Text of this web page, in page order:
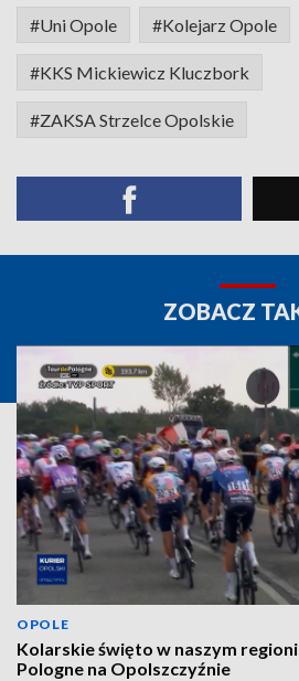
#Uni Opole #Kolejarz Opole
#KKS Mickiewicz Kluczbork
#ZAKSA Strzelce Opolskie
ZOBACZ
OPOLE
Kolarskie święto w naszym
Pologne na Opolszczyźnie